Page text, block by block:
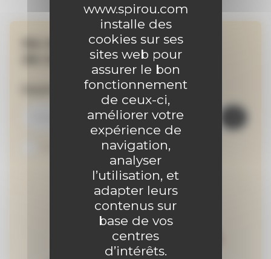
www.spirou.com
installe des
cookies sur ses
sites web pour
assurer le bon
fonctionnement
de ceux-ci,
améliorer votre
expérience de
navigation,
analyser
l’utilisation, et
adapter leurs
contenus sur
base de vos
centres
d’intérêts.
Ne manquez aucune
de nos actualités !
Inscrivez-vous à la newsletter
Je suis abonné au site